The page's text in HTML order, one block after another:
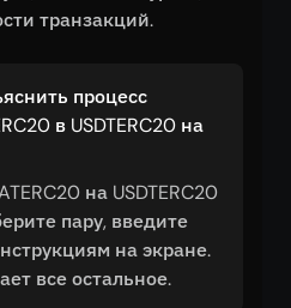
транзакций.
процесс
в USDTERC20 на
на USDTERC20
пару, введите
на экране.
все остальное.